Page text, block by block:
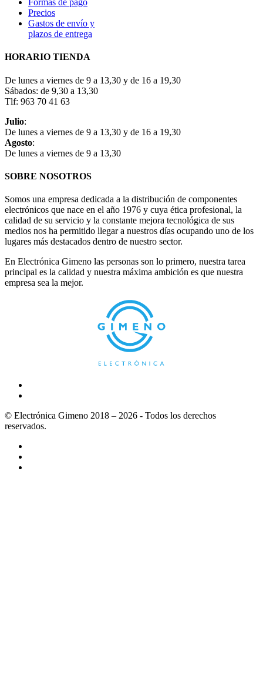
Formas de pago
Precios
Gastos de envío y
plazos de entrega
HORARIO TIENDA
De lunes a viernes de 9 a 13,30 y de 16 a 19,30
Sábados: de 9,30 a 13,30
Tlf: 963 70 41 63
Julio:
De lunes a viernes de 9 a 13,30 y de 16 a 19,30
Agosto:
De lunes a viernes de 9 a 13,30
SOBRE NOSOTROS
Somos una empresa dedicada a la distribución de componentes
electrónicos que nace en el año 1976 y cuya ética profesional, la
calidad de su servicio y la constante mejora tecnológica de sus
medios nos ha permitido llegar a nuestros días ocupando uno de los
lugares más destacados dentro de nuestro sector.
En Electrónica Gimeno las personas son lo primero, nuestra tarea
principal es la calidad y nuestra máxima ambición es que nuestra
empresa sea la mejor.
© Electrónica Gimeno 2018 – 2026 - Todos los derechos
reservados.